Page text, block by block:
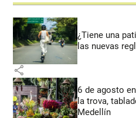
¿Tiene una
las nuevas
share
6 de agosto
la trova,
Medellín